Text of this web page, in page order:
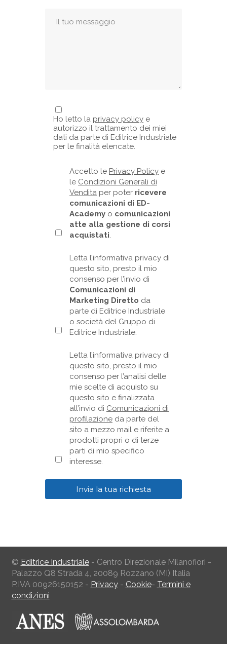
Ho letto la privacy policy e
autorizzo il trattamento dei miei
dati da parte di Editrice Industriale
per le finalità elencate.
Accetto le Privacy Policy e
le Condizioni Generali di
Vendita per poter ricevere
comunicazioni di ED-
Academy o comunicazioni
atte alla gestione di corsi
acquistati.
Letta l’informativa privacy di
questo sito, presto il mio
consenso per l’invio di
Comunicazioni di
Marketing Diretto da
parte di Editrice Industriale
o società del Gruppo di
Editrice Industriale.
Letta l’informativa privacy di
questo sito, presto il mio
consenso per l’analisi delle
mie scelte di acquisto su
questo sito e finalizzata
all’invio di Comunicazioni di
profilazione da parte del
sito a mezzo mail e riferite a
prodotti propri o di terze
parti di mio specifico
interesse.
© Editrice Industriale- Centro Direzionale Milanofiori -
Palazzo Q8 Strada 4, 20089 Rozzano (MI) Italia
P.IVA 00926150152 - Privacy- Cookie- Termini e
condizioni